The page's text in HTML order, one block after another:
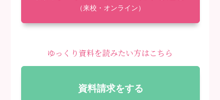
（来校・オンライン）
ゆっくり資料を読みたい方はこちら
資料請求をする